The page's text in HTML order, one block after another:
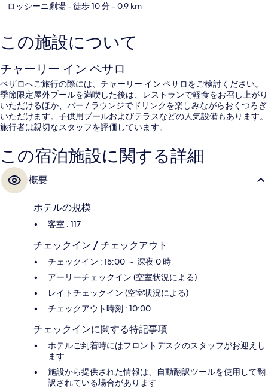
ロッシーニ劇場- 徒歩 10 分- 0.9 km
この施設について
チャーリー イン ペサロ
ペザロへご旅行の際には、チャーリー イン ペサロをご検討ください。
季節限定屋外プールを満喫した後は、レストランで軽食をお召し上がり
いただけるほか、バー / ラウンジでドリンクを楽しみながらおくつろぎ
いただけます。子供用プールおよびテラスなどの人気設備もあります。
旅行者は親切なスタッフを評価しています。
この宿泊施設に関する詳細
概要
ホテルの規模
客室 : 117
チェックイン / チェックアウト
チェックイン : 15:00 ～ 深夜 0 時
アーリーチェックイン (空室状況による)
レイトチェックイン (空室状況による)
チェックアウト時刻 : 10:00
チェックインに関する特記事項
ホテルご到着時にはフロントデスクのスタッフがお迎えし
ます
施設から提供された情報は、自動翻訳ツールを使用して翻
訳されている場合があります